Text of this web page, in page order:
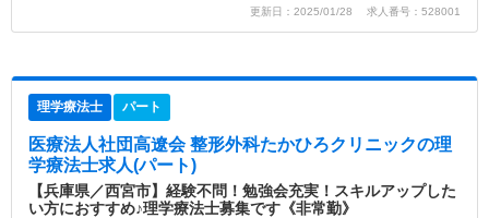
更新日：2025/01/28 求人番号：528001
理学療法士 パート
医療法人社団高遼会 整形外科たかひろクリニックの理
学療法士求人(パート)
【兵庫県／西宮市】経験不問！勉強会充実！スキルアップした
い方におすすめ♪理学療法士募集です《非常勤》